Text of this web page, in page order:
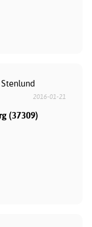
2016-01-21
(37309)